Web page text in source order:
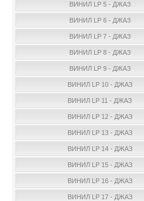
ВИНИЛ LP 5 - ДЖАЗ
ВИНИЛ LP 6 - ДЖАЗ
ВИНИЛ LP 7 - ДЖАЗ
ВИНИЛ LP 8 - ДЖАЗ
ВИНИЛ LP 9 - ДЖАЗ
ВИНИЛ LP 10 - ДЖАЗ
ВИНИЛ LP 11 - ДЖАЗ
ВИНИЛ LP 12 - ДЖАЗ
ВИНИЛ LP 13 - ДЖАЗ
ВИНИЛ LP 14 - ДЖАЗ
ВИНИЛ LP 15 - ДЖАЗ
ВИНИЛ LP 16 - ДЖАЗ
ВИНИЛ LP 17 - ДЖАЗ